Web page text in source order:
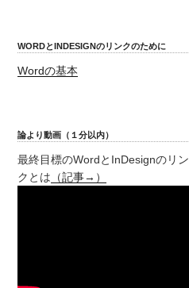
WORDとINDESIGNのリンクのために
Wordの基本
論より動画（１分以内）
最終目標のWordとInDesignのリン
クとは （記事→）